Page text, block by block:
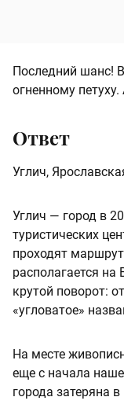
Последний шанс!
огненному
Ответ
Углич,
Углич — город в
туристических
проходят
располагается на
крутой поворот:
«угловатое»
На месте
еще с начала
города затеряна